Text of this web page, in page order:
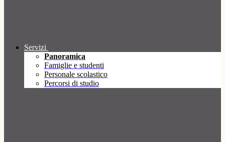
Servizi
Panoramica
Famiglie e studenti
Personale scolastico
Percorsi di studio